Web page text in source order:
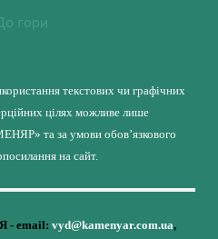
гори
текстових чи графічних
цілях можливе лише
та за умови обов’язкового
на сайт.
- email: vyd@kamenyar.com.ua,